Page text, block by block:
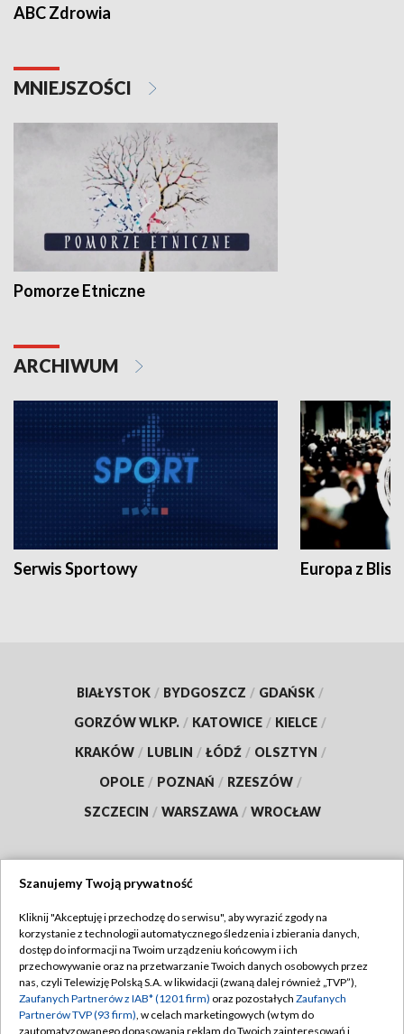
ABC Zdrowia
MNIEJSZOŚCI
Pomorze Etniczne
ARCHIWUM
Serwis Sportowy Europa z
BIAŁYSTOK / BYDGOSZCZ / GDAŃSK /
GORZÓW WLKP. / KATOWICE / KIELCE /
KRAKÓW / LUBLIN / ŁÓDŹ / OLSZTYN /
OPOLE / POZNAŃ / RZESZÓW /
SZCZECIN / WARSZAWA / WROCŁAW
TVP
Abonament TVP
Emisja w TVP
Centrum informacji TVP
Regulamin TVP
Polityka prywatności
Moje zgody
Szanujemy Twoją prywatność
Kliknij "Akceptuję i przechodzę do serwisu", aby wyrazić zgody na
korzystanie z technologii automatycznego śledzenia i zbierania danych,
dostęp do informacji na Twoim urządzeniu końcowym i ich
przechowywanie oraz na przetwarzanie Twoich danych osobowych przez
nas, czyli Telewizję Polską S.A. w likwidacji (zwaną dalej również „TVP”),
Zaufanych Partnerów z IAB* (1201 firm) oraz pozostałych Zaufanych
Partnerów TVP (93 firm), w celach marketingowych (w tym do
zautomatyzowanego dopasowania reklam do Twoich zainteresowań i